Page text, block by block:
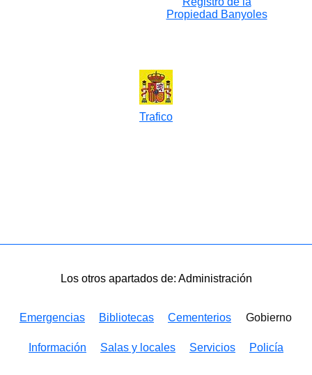
Propiedad Banyoles
Trafico
Los otros apartados de: Administración
Emergencias Bibliotecas Cementerios Gobierno
Información Salas y locales Servicios Policía